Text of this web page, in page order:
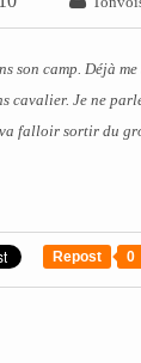
camp. Déjà
Je ne
falloir sortir du
Repost 0